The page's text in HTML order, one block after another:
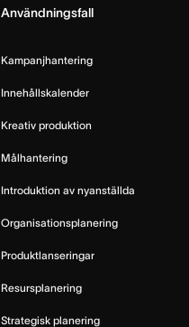
Användningsfall
Kampanjhantering
Innehållskalender
Kreativ produktion
Målhantering
Introduktion av nyanställda
Organisationsplanering
Produktlanseringar
Resursplanering
Strategisk planering